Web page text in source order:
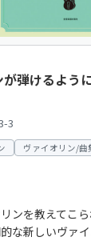
弾けるよう
3
ヴァイオリン/曲
ンを教えてこ
な新しいヴァイ